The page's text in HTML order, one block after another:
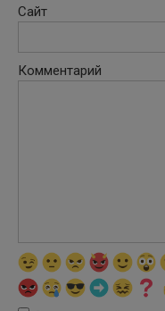
Сайт
Комментарий